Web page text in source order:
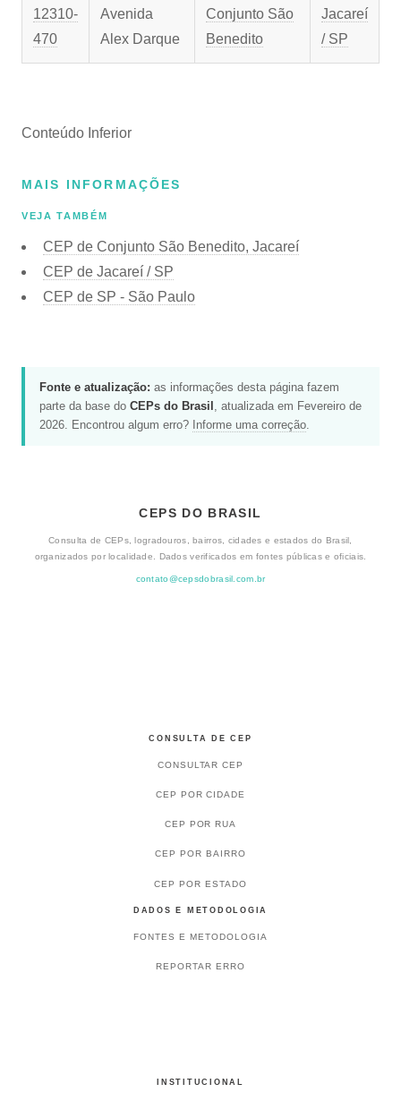
12310-
470
Avenida
Alex Darque
Conjunto São
Benedito
Jacareí
/ SP
Conteúdo Inferior
MAIS INFORMAÇÕES
VEJA TAMBÉM
CEP de Conjunto São Benedito, Jacareí
CEP de Jacareí / SP
CEP de SP - São Paulo
Fonte e atualização: as informações desta página fazem
parte da base do CEPs do Brasil , atualizada em Fevereiro de
2026. Encontrou algum erro? Informe uma correção.
CEPS DO BRASIL
Consulta de CEPs, logradouros, bairros, cidades e estados do Brasil,
organizados por localidade. Dados verificados em fontes públicas e oficiais.
contato@cepsdobrasil.com.br
CONSULTA DE CEP
CONSULTAR CEP
CEP POR CIDADE
CEP POR RUA
CEP POR BAIRRO
CEP POR ESTADO
DADOS E METODOLOGIA
FONTES E METODOLOGIA
REPORTAR ERRO
INSTITUCIONAL